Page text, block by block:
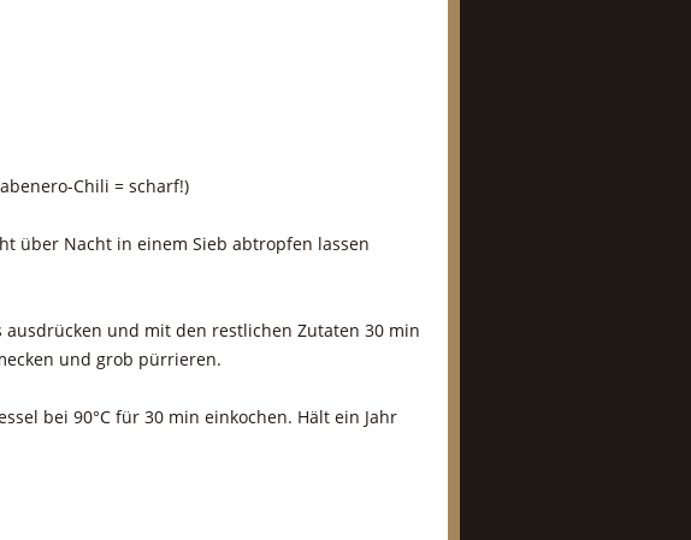
Chili = scharf!)
über Nacht in einem Sieb abtropfen lassen
und mit den restlichen Zutaten 30 min
und grob pürrieren.
bei 90°C für 30 min einkochen. Hält ein Jahr